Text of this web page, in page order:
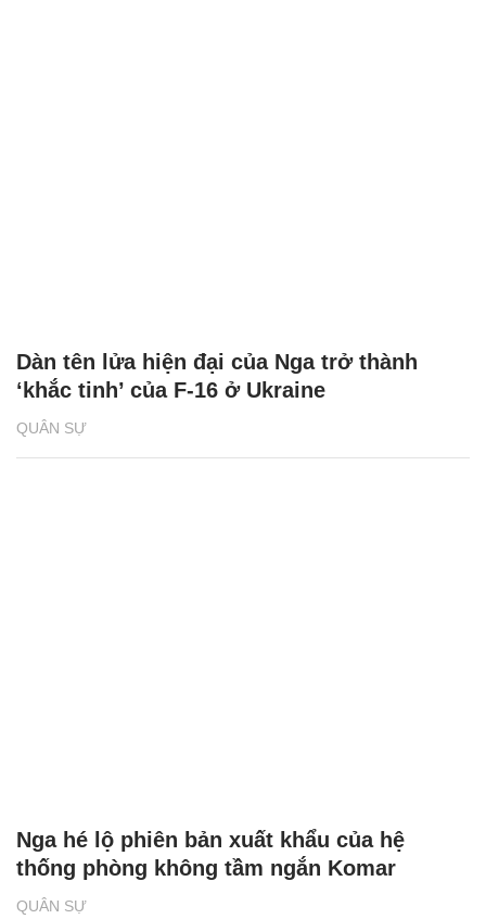
QUÂN SỰ
Dàn tên lửa hiện đại của Nga trở thành
‘khắc tinh’ của F-16 ở Ukraine
QUÂN SỰ
Nga hé lộ phiên bản xuất khẩu của hệ
thống phòng không tầm ngắn Komar